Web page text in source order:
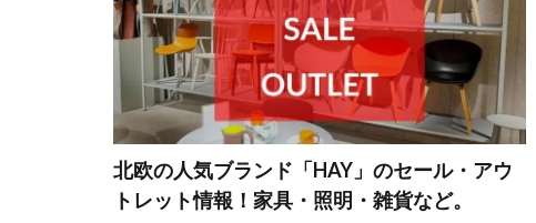
北欧の人気ブランド「HAY」のセール・アウ
トレット情報！家具・照明・雑貨など。